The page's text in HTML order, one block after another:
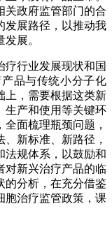
关政府监管部门的合
发展路径，以推动我
展。
疗行业发展现状和国
品与传统小分子化
上，需要根据这类新
生产和使用等关键环
面梳理瓶颈问题，
新标准、新路径，
法规体系，以鼓励和
对新兴治疗产品的临
的分析，在充分借鉴
胞治疗监管政策，课